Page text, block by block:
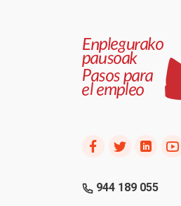
944 189 055